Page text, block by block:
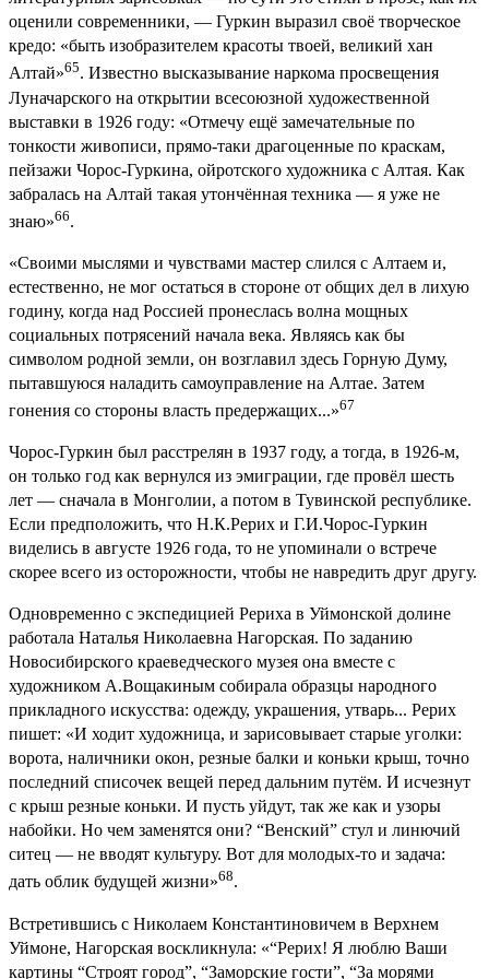
оценили современники, — Гуркин выразил своё творческое
кредо: «быть изобразителем красоты твоей, великий хан
Алтай»65. Известно высказывание наркома просвещения
Луначарского на открытии всесоюзной художественной
выставки в 1926 году: «Отмечу ещё замечательные по
тонкости живописи, прямо-таки драгоценные по краскам,
пейзажи Чорос-Гуркина, ойротского художника с Алтая. Как
забралась на Алтай такая утончённая техника — я уже не
знаю»66.
«Своими мыслями и чувствами мастер слился с Алтаем и,
естественно, не мог остаться в стороне от общих дел в лихую
годину, когда над Россией пронеслась волна мощных
социальных потрясений начала века. Являясь как бы
символом родной земли, он возглавил здесь Горную Думу,
пытавшуюся наладить самоуправление на Алтае. Затем
гонения со стороны власть предержащих...»67
Чорос-Гуркин был расстрелян в 1937 году, а тогда, в 1926-м,
он только год как вернулся из эмиграции, где провёл шесть
лет — сначала в Монголии, а потом в Тувинской республике.
Если предположить, что Н.К.Рерих и Г.И.Чорос-Гуркин
виделись в августе 1926 года, то не упоминали о встрече
скорее всего из осторожности, чтобы не навредить друг другу.
Одновременно с экспедицией Рериха в Уймонской долине
работала Наталья Николаевна Нагорская. По заданию
Новосибирского краеведческого музея она вместе с
художником А.Вощакиным собирала образцы народного
прикладного искусства: одежду, украшения, утварь... Рерих
пишет: «И ходит художница, и зарисовывает старые уголки:
ворота, наличники окон, резные балки и коньки крыш, точно
последний списочек вещей перед дальним путём. И исчезнут
с крыш резные коньки. И пусть уйдут, так же как и узоры
набойки. Но чем заменятся они? “Венский” стул и линючий
ситец — не вводят культуру. Вот для молодых-то и задача:
дать облик будущей жизни»68.
Встретившись с Николаем Константиновичем в Верхнем
Уймоне, Нагорская воскликнула: «“Рерих! Я люблю Ваши
картины “Строят город”, “Заморские гости”, “За морями